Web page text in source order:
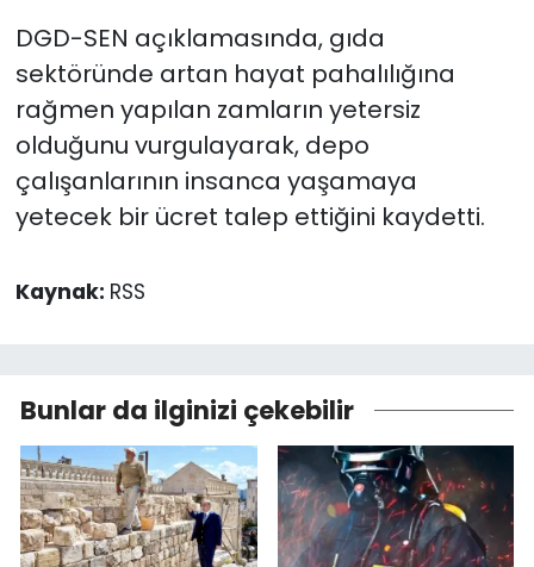
DGD-SEN açıklamasında, gıda
sektöründe artan hayat pahalılığına
rağmen yapılan zamların yetersiz
olduğunu vurgulayarak, depo
çalışanlarının insanca yaşamaya
yetecek bir ücret talep ettiğini kaydetti.
Kaynak: RSS
Bunlar da ilginizi çekebilir